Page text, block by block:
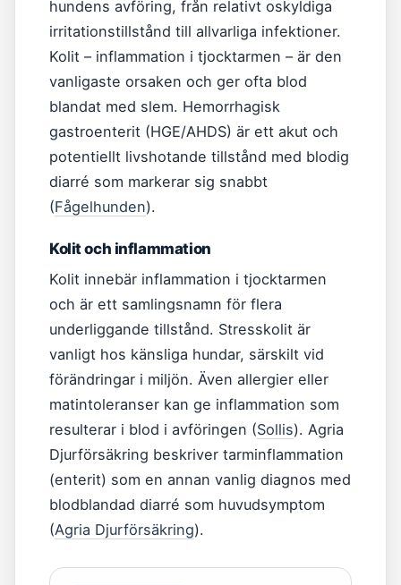
hundens avföring, från relativt oskyldiga
irritationstillstånd till allvarliga infektioner.
Kolit – inflammation i tjocktarmen – är den
vanligaste orsaken och ger ofta blod
blandat med slem. Hemorrhagisk
gastroenterit (HGE/AHDS) är ett akut och
potentiellt livshotande tillstånd med blodig
diarré som markerar sig snabbt
(Fågelhunden).
Kolit och inflammation
Kolit innebär inflammation i tjocktarmen
och är ett samlingsnamn för flera
underliggande tillstånd. Stresskolit är
vanligt hos känsliga hundar, särskilt vid
förändringar i miljön. Även allergier eller
matintoleranser kan ge inflammation som
resulterar i blod i avföringen (Sollis). Agria
Djurförsäkring beskriver tarminflammation
(enterit) som en annan vanlig diagnos med
blodblandad diarré som huvudsymptom
(Agria Djurförsäkring).